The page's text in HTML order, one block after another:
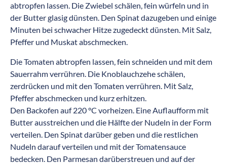
abtropfen lassen. Die Zwiebel schälen, fein würfeln und in
der Butter glasig dünsten. Den Spinat dazugeben und einige
Minuten bei schwacher Hitze zugedeckt dünsten. Mit Salz,
Pfeffer und Muskat abschmecken.
Die Tomaten abtropfen lassen, fein schneiden und mit dem
Sauerrahm verrühren. Die Knoblauchzehe schälen,
zerdrücken und mit den Tomaten verrühren. Mit Salz,
Pfeffer abschmecken und kurz erhitzen.
Den Backofen auf 220 °C vorheizen. Eine Auflaufform mit
Butter ausstreichen und die Hälfte der Nudeln in der Form
verteilen. Den Spinat darüber geben und die restlichen
Nudeln darauf verteilen und mit der Tomatensauce
bedecken. Den Parmesan darüberstreuen und auf der